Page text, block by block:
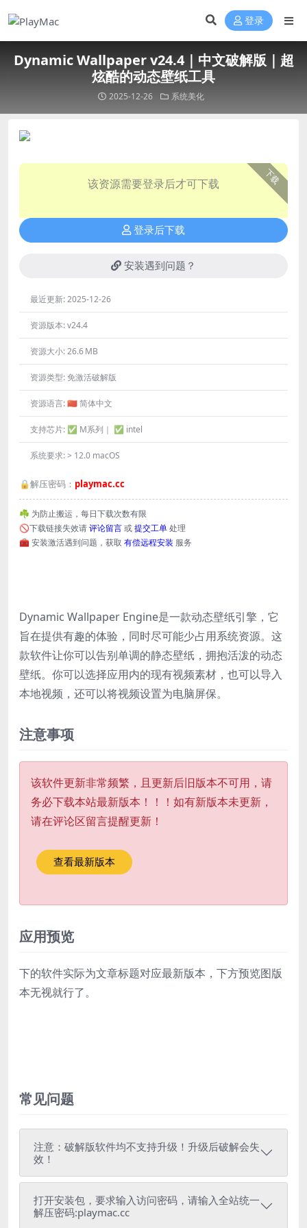
登录
Dynamic Wallpaper v24.4｜中文破解版｜超
炫酷的动态壁纸工具
2025-12-26 系统美化
下载
该资源需要登录后才可下载
登录后下载
安装遇到问题？
最近更新:2025-12-26
资源版本:v24.4
资源大小:26.6 MB
资源类型:免激活破解版
资源语言:🇨🇳 简体中文
支持芯片: ✅ M系列｜ ✅ intel
系统要求:> 12.0 macOS
🔒解压密码： playmac.cc
☘️ 为防止搬运，每日下载次数有限
🚫下载链接失效请评论留言或提交工单处理
🧰 安装激活遇到问题，获取 有偿远程安装 服务
Dynamic Wallpaper Engine是一款动态壁纸引擎，它
旨在提供有趣的体验，同时尽可能少占用系统资源。这
款软件让你可以告别单调的静态壁纸，拥抱活泼的动态
壁纸。你可以选择应用内的现有视频素材，也可以导入
本地视频，还可以将视频设置为电脑屏保。
注意事项
该软件更新非常频繁，且更新后旧版本不可用，请
务必下载本站最新版本！！！如有新版本未更新，
请在评论区留言提醒更新！
查看最新版本
应用预览
下的软件实际为文章标题对应最新版本，下方预览图版
本无视就行了。
常见问题
注意：破解版软件均不支持升级！升级后破解会失
效！
打开安装包，要求输入访问密码，请输入全站统一
解压密码:playmac.cc